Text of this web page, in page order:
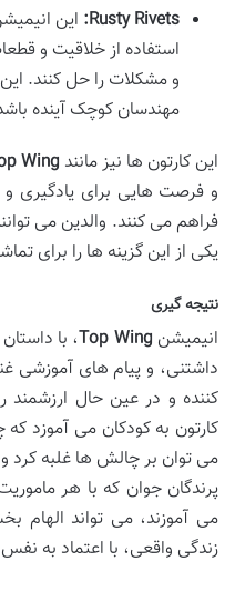
Rusty Rivets: این
استفاده از خلاقیت و
و مشکلات را حل کنند.
مهندسان کوچک آینده
این کارتون ها نیز مانند Wing
و فرصت هایی برای یادگیری
فراهم می کنند. والدین می
یکی از این گزینه ها را برای
نتیجه گیری
انیمیشن Top Wing، با
داشتنی، و پیام های آموزشی
کننده و در عین حال ارزشمند
کارتون به کودکان می آموزد
می توان بر چالش ها غلبه کرد
پرندگان جوان که با هر
می آموزند، می تواند الهام
زندگی واقعی، با اعتماد به